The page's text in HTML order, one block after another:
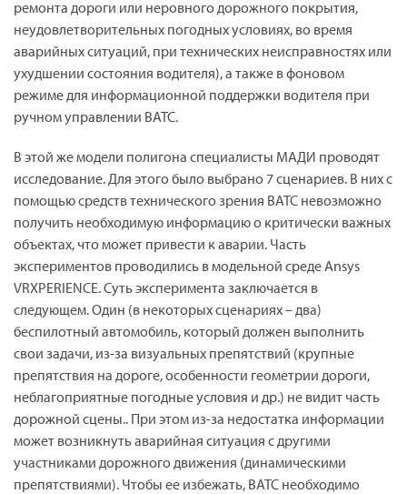
ремонта дороги или неровного дорожного покрытия,
неудовлетворительных погодных условиях, во время
аварийных ситуаций, при технических неисправностях или
ухудшении состояния водителя), а также в фоновом
режиме для информационной поддержки водителя при
ручном управлении ВАТС.
В этой же модели полигона специалисты МАДИ проводят
исследование. Для этого было выбрано 7 сценариев. В них с
помощью средств технического зрения ВАТС невозможно
получить необходимую информацию о критически важных
объектах, что может привести к аварии. Часть
экспериментов проводились в модельной средеAnsys
VRXPERIENCE. Суть эксперимента заключается в
следующем. Один (в некоторых сценариях – два)
беспилотный автомобиль, который должен выполнить
свои задачи, из-за визуальных препятствий (крупные
препятствия на дороге, особенности геометрии дороги,
неблагоприятные погодные условия и др.) не видит часть
дорожной сцены.. При этом из-за недостатка информации
может возникнуть аварийная ситуация с другими
участниками дорожного движения (динамическими
препятствиями). Чтобы ее избежать, ВАТС необходимо